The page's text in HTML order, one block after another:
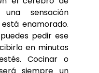
sensación
enamorado.
pedir ese
en minutos
Cocinar o